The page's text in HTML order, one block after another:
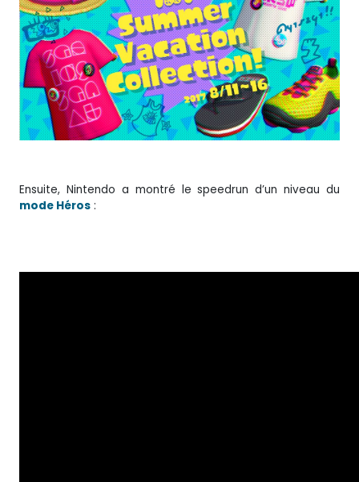
Ensuite, Nintendo a montré le speedrun d’un niveau du
mode Héros :